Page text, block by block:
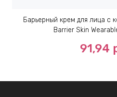
Барьерный крем для лица с
Barrier Skin
91,94